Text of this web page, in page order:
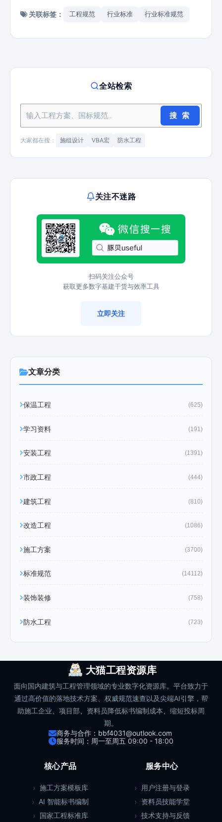
关联标签： 工程规范 行业标准 行业标准规范
全站检索
搜 索
大家都在搜： 施组设计 VBA宏 防水工程
关注不迷路
扫码关注公众号
获取更多数字基建干货与效率工具
立即关注
文章分类
保温工程 (625)
学习资料 (191)
安装工程 (1391)
市政工程 (444)
建筑工程 (810)
改造工程 (1086)
施工方案 (3700)
标准规范 (14112)
装饰装修 (758)
防水工程 (723)
大猫工程资源库
面向国内建筑与工程管理领域的专业数字化资源库。平台致力于
通过高价值的落地技术方案、权威规范速查以及尖端AI引擎，帮
助施工企业、项目部、资料员降低标书编制成本、缩短投标周
期。
商务与合作：bbf4031@outlook.com
服务时间：周一至周五 09:00 - 18:00
核心产品
施工方案模板库
AI 智能标书编制
国家工程标准库
服务中心
用户注册与登录
资料员技能学堂
技术支持与反馈